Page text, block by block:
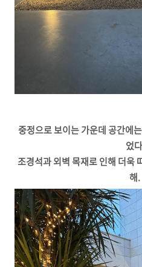
중정으로 보이는 가운데 공간에
었
조경석과 외벽 목재로 인해 더욱
해.